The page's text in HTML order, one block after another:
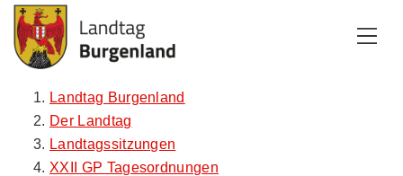
Zum Inhalt
Zum Menü
Zur Suche
Landtag Burgenland
Der Landtag
Landtagssitzungen
XXII GP Tagesordnungen